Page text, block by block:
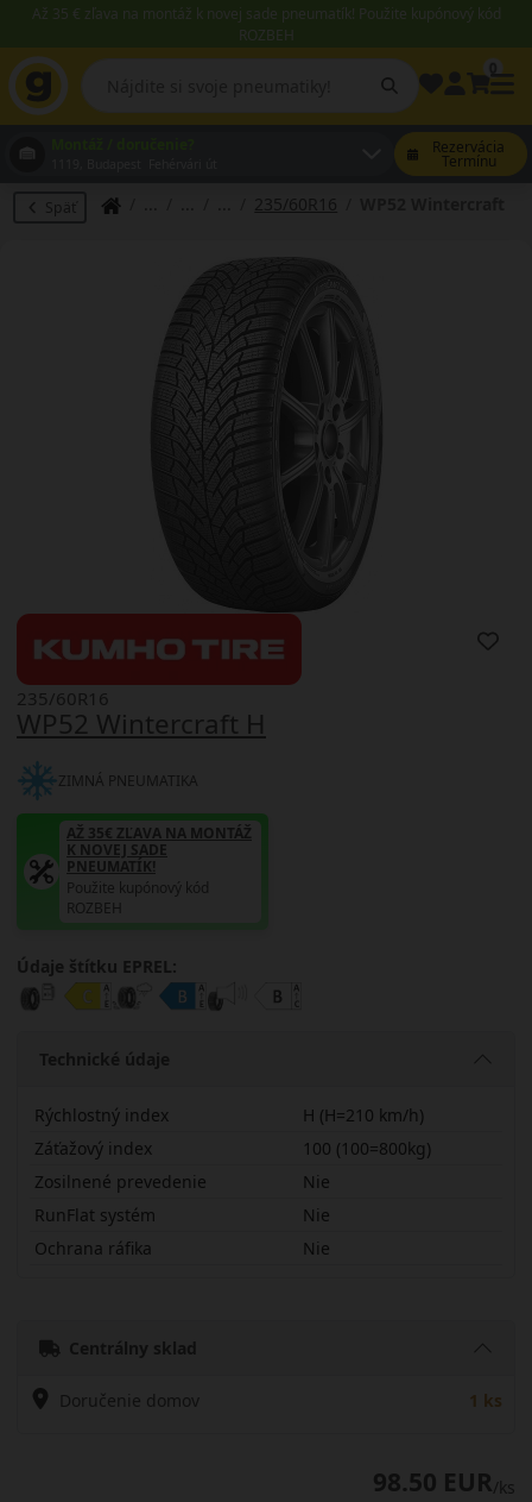
Až 35 € zľava na montáž k novej sade pneumatík! Použite kupónový kód
ROZBEH
Rezervácia
Termínu
Späť 235/60R16
WP52 Wintercraft H
235/60R16
ZIMNÁ PNEUMATIKA
AŽ 35€ ZĽAVA NA MONTÁŽ
K NOVEJ SADE
PNEUMATÍK!
Použite kupónový kód
ROZBEH
Údaje štítku EPREL:
Technické údaje
Rýchlostný index
H (H=210 km/h)
Záťažový index
100 (100=800kg)
Zosilnené prevedenie
Nie
RunFlat systém
Nie
Ochrana ráfika
Nie
Centrálny sklad
Doručenie domov 1 ks
98.50 EUR/ks